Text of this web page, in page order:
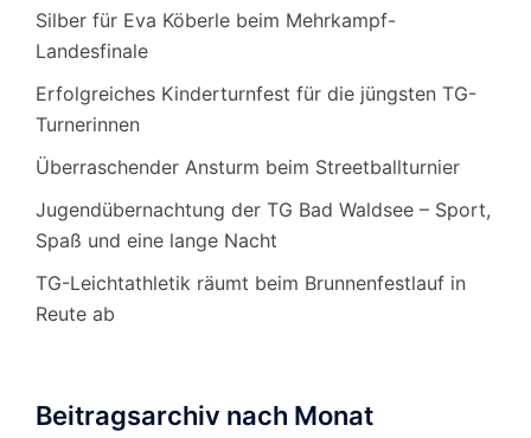
Silber für Eva Köberle beim Mehrkampf-
Landesfinale
Erfolgreiches Kinderturnfest für die jüngsten TG-
Turnerinnen
Überraschender Ansturm beim Streetballturnier
Jugendübernachtung der TG Bad Waldsee – Sport,
Spaß und eine lange Nacht
TG-Leichtathletik räumt beim Brunnenfestlauf in
Reute ab
Beitragsarchiv nach Monat